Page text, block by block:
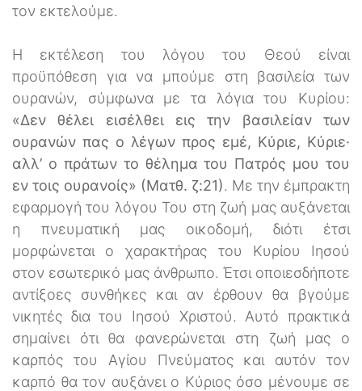
τον εκτελούμε.
Η εκτέλεση του λόγου του Θεού είναι
προϋπόθεση για να μπούμε στη βασιλεία των
ουρανών, σύμφωνα με τα λόγια του Κυρίου:
«Δεν θέλει εισέλθει εις την βασιλείαν των
ουρανών πας ο λέγων προς εμέ, Κύριε, Κύριε·
αλλ’ ο πράτων το θέλημα του Πατρός μου του
εν τοις ουρανοίς» (Ματθ. ζ:21). Mε την έμπρακτη
εφαρμογή του λόγου Του στη ζωή μας αυξάνεται
η πνευματική μας οικοδομή, διότι έτσι
μορφώνεται ο χαρακτήρας του Κυρίου Ιησού
στον εσωτερικό μας άνθρωπο. Έτσι οποιεσδήποτε
αντίξοες συνθήκες και αν έρθουν θα βγούμε
νικητές δια του Ιησού Χριστού. Αυτό πρακτικά
σημαίνει ότι θα φανερώνεται στη ζωή μας ο
καρπός του Αγίου Πνεύματος και αυτόν τον
καρπό θα τον αυξάνει ο Κύριος όσο μένουμε σε